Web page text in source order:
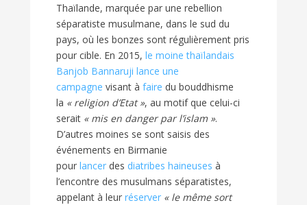
Thaïlande, marquée par une rebellion
séparatiste musulmane, dans le sud du
pays, où les bonzes sont régulièrement pris
pour cible. En 2015, le moine thaïlandais
Banjob Bannaruji lance une
campagne visant à faire du bouddhisme
la « religion d’Etat », au motif que celui-ci
serait « mis en danger par l’islam ».
D’autres moines se sont saisis des
événements en Birmanie
pour lancer des diatribes haineuses à
l’encontre des musulmans séparatistes,
appelant à leur réserver « le même sort